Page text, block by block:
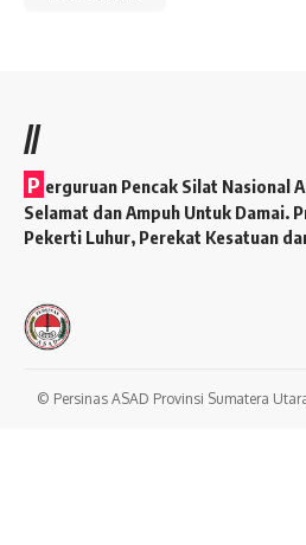
//
P erguruan Pencak Silat Nasional
Selamat dan Ampuh Untuk Damai.
Pekerti Luhur, Perekat Kesatuan
© Persinas ASAD Provinsi Sumatera